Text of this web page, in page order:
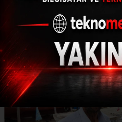
Balıkçılar bu sezon